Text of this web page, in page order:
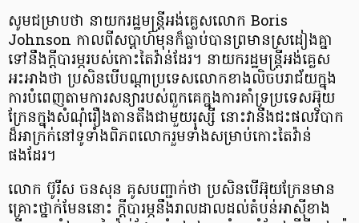
សូមជម្រាបថា នាយករដ្ឋមន្ត្រីអង់គ្លេស​លោក Boris
Johnson កាលពីសប្តាហ៍មុនក៏ធ្លាប់បានព្រមានស្រដៀងគ្នា
ទៅនឹងក្តីបារម្ភរបស់កោះតៃវ៉ាន់ដែរ។ នាយករដ្ឋមន្ត្រីអង់គ្លេស
អះអាងថា ប្រសិនបើបណ្តាប្រទេសលោកខាងលិចបរាជ័យក្នុង​
ការបំពេញតាមការសន្យា​របស់ពួកគេក្នុងការគាំទ្រប្រទេសអ៊ុយ
ក្រែនក្នុងសំណុំរឿងតានតឹងជាមួយរុស្សី នោះវានឹងជះផលវិបាក
ដ៏អាក្រក់នៅទូទាំងពិភពលោករួមទាំងសម្រាប់កោះតៃវ៉ាន់
ផងដែរ។
លោក ប៊ូរីស ចនសុន ​គូសបញ្ជាក់ថា ប្រសិនបើ​អ៊ុយ​ក្រែ​ន​​មាន​
គ្រោះថ្នាក់​មែននោះ ក្តី​បារម្ភ​​នឹង​រាលដាល​ដល់​តំបន់​​អាស៊ី​ខាង